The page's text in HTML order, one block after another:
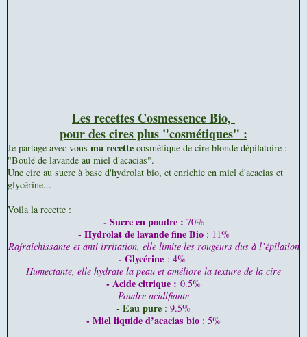
Les recettes Cosmessence Bio,
pour des cires plus "cosmétiques" :
Je partage avec vous ma recette cosmétique de cire blonde dépilatoire :
"Boulé de lavande au miel d'acacias".
Une cire au sucre à base d'hydrolat bio, et enrichie en miel d'acacias et
glycérine...
Voila la recette :
- Sucre en poudre : 70%
- Hydrolat de lavande fine Bio : 11%
Rafraîchissanteet anti irritation, elle limite les rougeurs dus à l’épilation
- Glycérine: 4%
Humectante, elle hydrate la peau et améliore la texture de la cire
- Acide citrique : 0.5%
Poudre acidifiante
- Eau pure : 9.5%
- Miel liquide d’acacias bio : 5%